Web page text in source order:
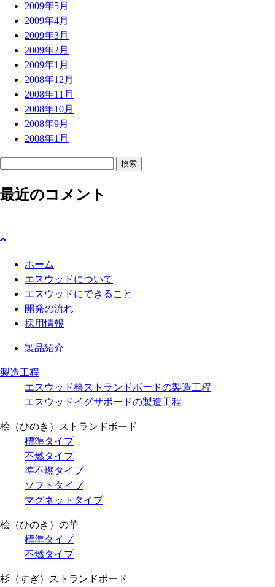
2009年5月
2009年4月
2009年3月
2009年2月
2009年1月
2008年12月
2008年11月
2008年10月
2008年9月
2008年1月
:最近のコメント
ホーム
エスウッドについて
エスウッドにできること
開発の流れ
採用情報
製品紹介
製造工程
エスウッド桧ストランドボードの製造工程
エスウッドイグサボードの製造工程
桧（ひのき）ストランドボード
標準タイプ
不燃タイプ
準不燃タイプ
ソフトタイプ
マグネットタイプ
桧（ひのき）の華
標準タイプ
不燃タイプ
杉（すぎ）ストランドボード